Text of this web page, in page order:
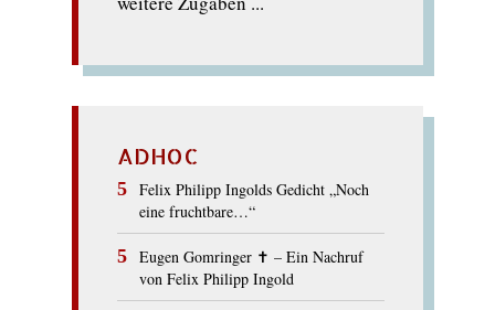
ADHOC
Felix Philipp Ingolds Gedicht „Noch
eine fruchtbare…“
Eugen Gomringer ✝︎ – Ein Nachruf
von Felix Philipp Ingold